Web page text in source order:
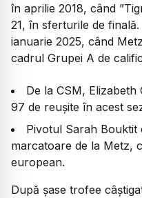
în aprilie 2018, când
21, în sferturile de
ianuarie 2025, când
cadrul Grupei A de
De la CSM,
97 de reușite în acest
Pivotul Sarah Bouktit
marcatoare de la Metz,
european.
După șase trofee